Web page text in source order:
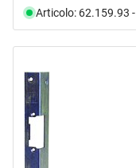
Articolo: 62.159.93